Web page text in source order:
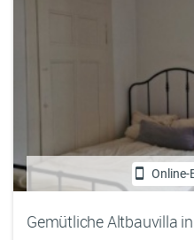
Online-
Gemütliche Altbauvilla